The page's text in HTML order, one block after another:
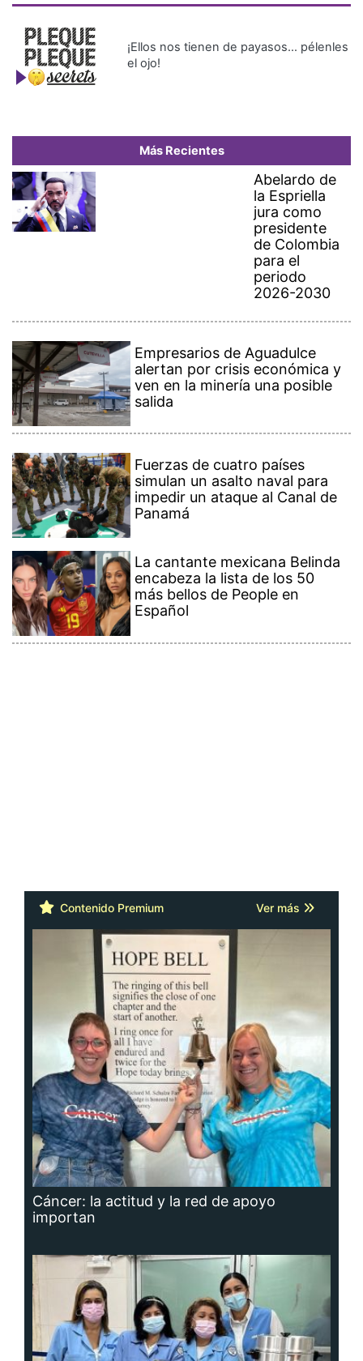
¡Ellos nos tienen de payasos… pélenles
el ojo!
Más Recientes
Abelardo de
la Espriella
jura como
presidente
de Colombia
para el
periodo
2026-2030
Empresarios de Aguadulce
alertan por crisis económica y
ven en la minería una posible
salida
Fuerzas de cuatro países
simulan un asalto naval para
impedir un ataque al Canal de
Panamá
La cantante mexicana Belinda
encabeza la lista de los 50
más bellos de People en
Español
Contenido Premium Ver más
Cáncer: la actitud y la red de apoyo
importan